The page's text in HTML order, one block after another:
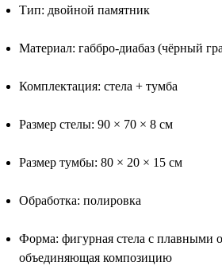
Тип: двойной памятник
Материал: габбро-диабаз (чёрный
Комплектация: стела + тумба
Размер стелы: 90 × 70 × 8 см
Размер тумбы: 80 × 20 × 15 см
Обработка: полировка
Форма: фигурная стела с плавными
объединяющая композицию